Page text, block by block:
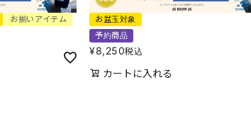
お揃いアイテム
お盆玉対象
予約商品
¥8,250税込
カートに入れる